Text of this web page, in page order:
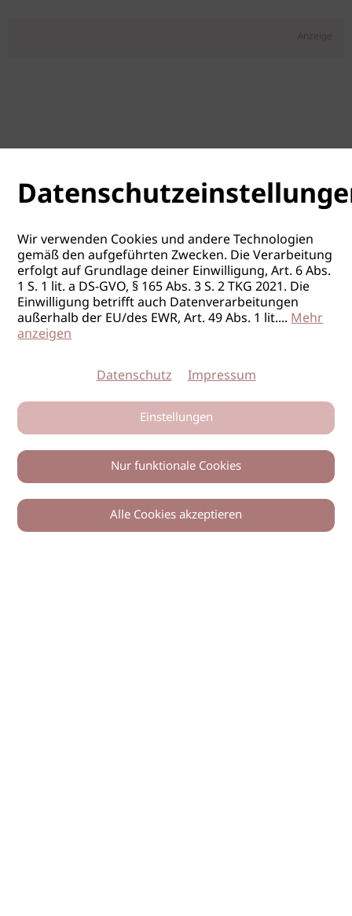
Anzeige
Wir verwenden Cookies und andere Technologien
gemäß den aufgeführten Zwecken. Die Verarbeitung
erfolgt auf Grundlage deiner Einwilligung, Art. 6 Abs.
1 S. 1 lit. a DS-GVO, § 165 Abs. 3 S. 2 TKG 2021. Die
Einwilligung betrifft auch Datenverarbeitungen
außerhalb der EU/des EWR, Art. 49 Abs. 1 lit....Mehr
anzeigen
Datenschutz Impressum
Einstellungen
Nur funktionale Cookies
Alle Cookies akzeptieren